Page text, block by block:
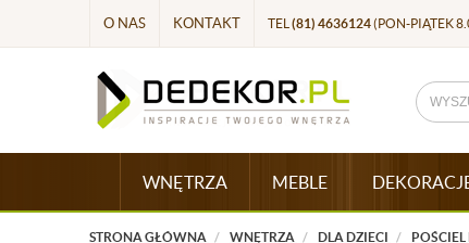
O NAS KONTAKT TEL (81) 4636124(PON-PIĄTEK
WNĘTRZA MEBLE
STRONA GŁÓWNA WNĘTRZA DLA DZIECI